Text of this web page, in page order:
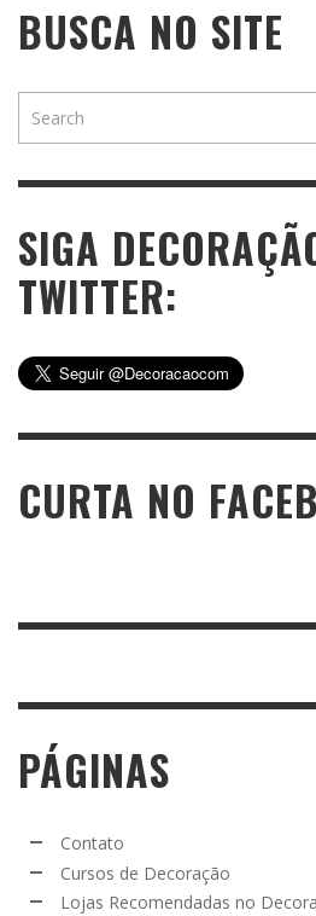
BUSCA NO SITE
SIGA
TWITTER:
CURTA NO
PÁGINAS
Contato
Cursos de Decoração
Lojas Recomendadas no